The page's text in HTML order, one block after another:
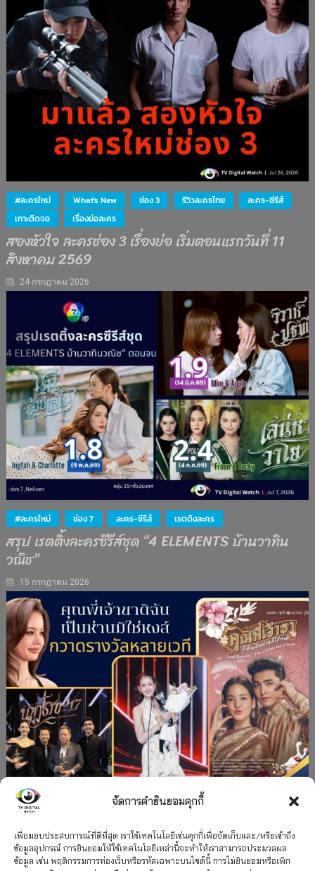
จัดการคำยินยอมคุกกี้
เพื่อมอบประสบการณ์ที่ดีที่สุด เราใช้เทคโนโลยีเช่นคุกกี้เพื่อจัดเก็บและ/หรือเข้าถึง
ข้อมูลอุปกรณ์ การยินยอมให้ใช้เทคโนโลยีเหล่านี้จะทำให้เราสามารถประมวลผล
ข้อมูล เช่น พฤติกรรมการท่องเว็บหรือรหัสเฉพาะบนไซต์นี้ การไม่ยินยอมหรือเพิก
#ละครใหม่ What's New ช่อง 3 รีวิวละครไทย
ละคร-ซีรีส์
เกาะติดจอ
เรื่องย่อละคร
สองหัวใจ ละครช่อง 3 เรื่องย่อ เริ่มตอนแรกวันที่ 11
สิงหาคม 2569
24 กรกฎาคม 2026
#ละครใหม่ ช่อง 7 ละคร-ซีรีส์ เรตติงละคร
สรุป เรตติ้งละครซีรีส์ชุด “4 ELEMENTS บ้านวาทิน
วณิช”
15 กรกฎาคม 2026
”คุณพี่เจ้าขาดิฉันเป็นห่านมิใช่หงส์” กวาดรางวัล
เพียบ จาก 8 เวที